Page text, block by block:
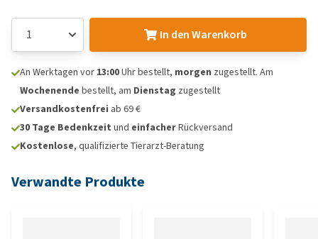
In den Warenkorb
An Werktagen vor 13:00Uhr bestellt, morgen zugestellt. Am
Wochenende bestellt, am Dienstag zugestellt
Versandkostenfrei ab 69 €
30 Tage Bedenkzeit und einfacherRückversand
Kostenlose, qualifizierte Tierarzt-Beratung
Verwandte Produkte